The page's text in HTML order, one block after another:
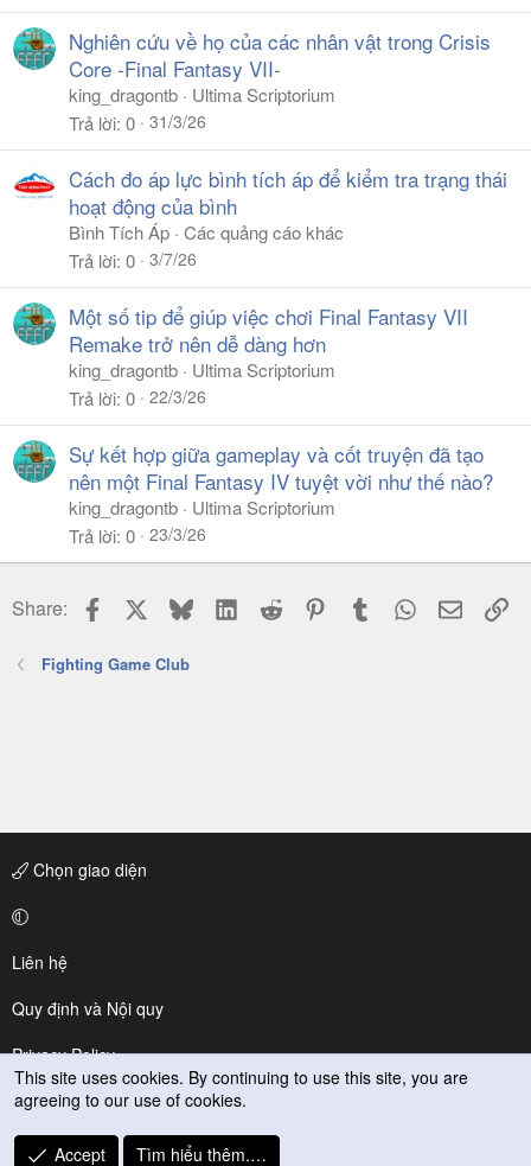
Nghiên cứu về họ của các nhân vật trong Crisis
Core -Final Fantasy VII-
king_dragontb
Ultima Scriptorium
Trả lời 0 31/3/26
Cách đo áp lực bình tích áp để kiểm tra trạng thái
hoạt động của bình
Bình Tích Áp Các quảng cáo khác
Trả lời 0 3/7/26
Một số tip để giúp việc chơi Final Fantasy VII
Remake trở nên dễ dàng hơn
king_dragontb
Ultima Scriptorium
Trả lời 0 22/3/26
Sự kết hợp giữa gameplay và cốt truyện đã tạo
nên một Final Fantasy IV tuyệt vời như thế nào?
king_dragontb
Ultima Scriptorium
Trả lời 0 23/3/26
Share: Facebook BlueskyLinkedIn
Reddit PinterestTumblr WhatsApp
Email
Fighting Game Club
Chọn giao diện
Liên hệ
Quy định và Nội quy
Privacy Policy
Trợ giúp
R
This site uses cookies. By continuing to use this site, you are
agreeing to our use of cookies.
Accept Tìm hiểu thêm.…